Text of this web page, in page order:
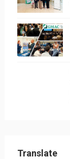
Translate